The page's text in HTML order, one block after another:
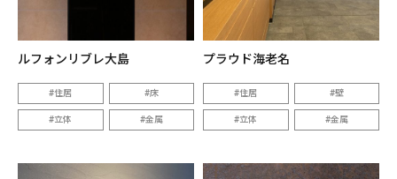
ルフォンリブレ大島
住居 床
立体 金属
プラウド海老名
住居 壁
立体 金属